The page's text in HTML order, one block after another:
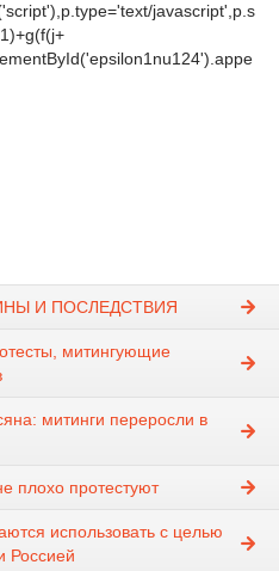
javascript',p.s
И ПОСЛЕДСТВИЯ
митингующие
митинги переросли в
плохо протестуют
использовать с целью
Россией